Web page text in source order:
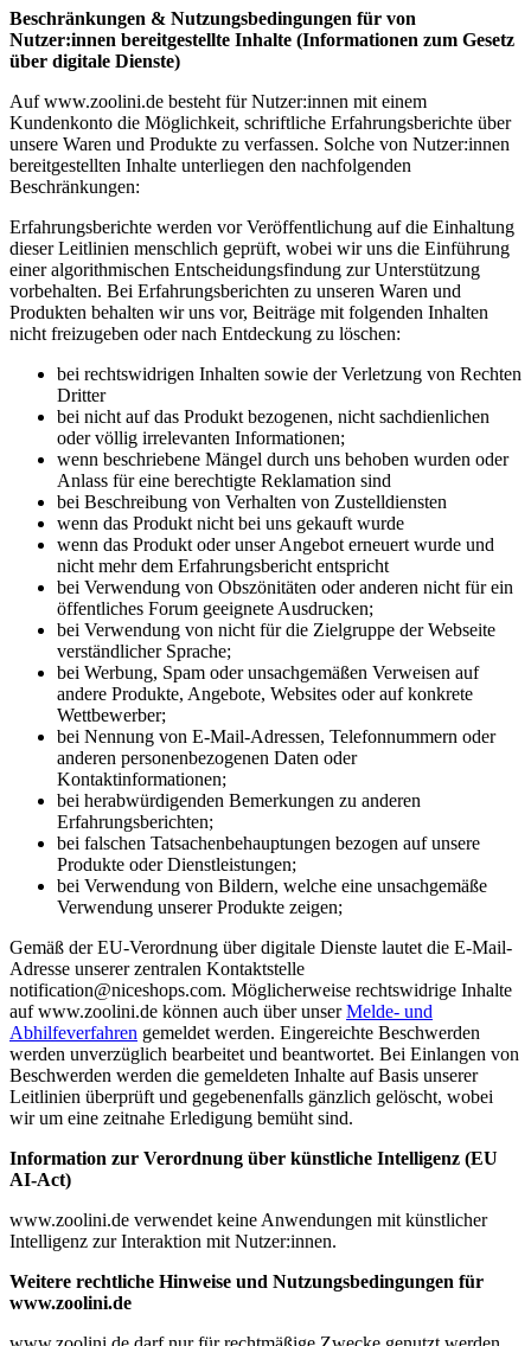
Beschränkungen & Nutzungsbedingungen für von
Nutzer:innen bereitgestellte Inhalte (Informationen zum Gesetz
über digitale Dienste)
Auf www.zoolini.de besteht für Nutzer:innen mit einem
Kundenkonto die Möglichkeit, schriftliche Erfahrungsberichte über
unsere Waren und Produkte zu verfassen. Solche von Nutzer:innen
bereitgestellten Inhalte unterliegen den nachfolgenden
Beschränkungen:
Erfahrungsberichte werden vor Veröffentlichung auf die Einhaltung
dieser Leitlinien menschlich geprüft, wobei wir uns die Einführung
einer algorithmischen Entscheidungsfindung zur Unterstützung
vorbehalten. Bei Erfahrungsberichten zu unseren Waren und
Produkten behalten wir uns vor, Beiträge mit folgenden Inhalten
nicht freizugeben oder nach Entdeckung zu löschen:
bei rechtswidrigen Inhalten sowie der Verletzung von Rechten
Dritter
bei nicht auf das Produkt bezogenen, nicht sachdienlichen
oder völlig irrelevanten Informationen;
wenn beschriebene Mängel durch uns behoben wurden oder
Anlass für eine berechtigte Reklamation sind
bei Beschreibung von Verhalten von Zustelldiensten
wenn das Produkt nicht bei uns gekauft wurde
wenn das Produkt oder unser Angebot erneuert wurde und
nicht mehr dem Erfahrungsbericht entspricht
bei Verwendung von Obszönitäten oder anderen nicht für ein
öffentliches Forum geeignete Ausdrucken;
bei Verwendung von nicht für die Zielgruppe der Webseite
verständlicher Sprache;
bei Werbung, Spam oder unsachgemäßen Verweisen auf
andere Produkte, Angebote, Websites oder auf konkrete
Wettbewerber;
bei Nennung von E-Mail-Adressen, Telefonnummern oder
anderen personenbezogenen Daten oder
Kontaktinformationen;
bei herabwürdigenden Bemerkungen zu anderen
Erfahrungsberichten;
bei falschen Tatsachenbehauptungen bezogen auf unsere
Produkte oder Dienstleistungen;
bei Verwendung von Bildern, welche eine unsachgemäße
Verwendung unserer Produkte zeigen;
Gemäß der EU-Verordnung über digitale Dienste lautet die E-Mail-
Adresse unserer zentralen Kontaktstelle
notification@niceshops.com. Möglicherweise rechtswidrige Inhalte
auf www.zoolini.de können auch über unserMelde- und
Abhilfeverfahren gemeldet werden. Eingereichte Beschwerden
werden unverzüglich bearbeitet und beantwortet. Bei Einlangen von
Beschwerden werden die gemeldeten Inhalte auf Basis unserer
Leitlinien überprüft und gegebenenfalls gänzlich gelöscht, wobei
wir um eine zeitnahe Erledigung bemüht sind.
Information zur Verordnung über künstliche Intelligenz (EU
AI-Act)
www.zoolini.de verwendet keine Anwendungen mit künstlicher
Intelligenz zur Interaktion mit Nutzer:innen.
Weitere rechtliche Hinweise und Nutzungsbedingungen für
www.zoolini.de